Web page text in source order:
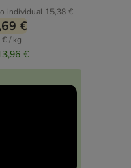
individual 15,38 €
€
/ kg
€